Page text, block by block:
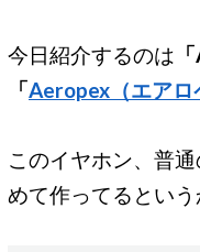
今日紹介するのは
「Aeropex（エアロ
このイヤホン、普
めて作ってるという